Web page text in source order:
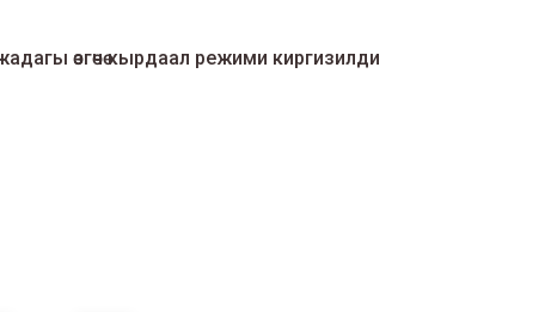
өзгөчө кырдаал режими киргизилди